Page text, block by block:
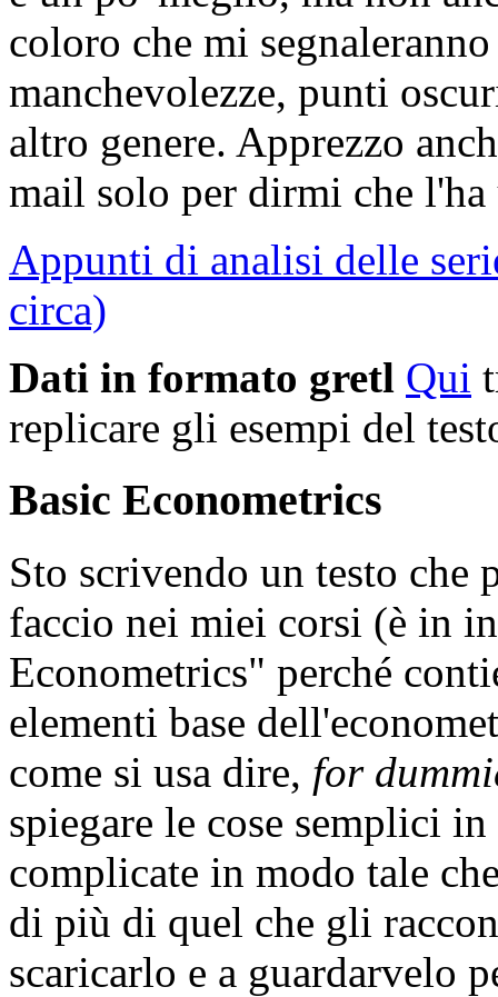
coloro che mi
manchevolezze, punti
altro genere. Apprezzo
mail solo per dirmi che l'ha
Appunti di analisi delle
circa)
Dati in formato gretl Qui
replicare gli esempi del
Basic Econometrics
Sto scrivendo un testo che
faccio nei miei corsi (è in
Econometrics" perché
elementi base
come si usa dire, for
spiegare le cose semplici
complicate in modo tale
di più di quel che gli
scaricarlo e a guardarvelo